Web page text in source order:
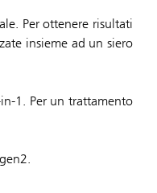
Per ottenere risultati
insieme ad un siero
1. Per un trattamento